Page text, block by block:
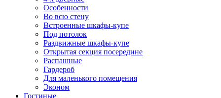
Особенности
Во всю стену
Встроенные шкафы-купе
Под потолок
Раздвижные шкафы-купе
Открытая секция посередине
Распашные
Гардероб
Для маленького помещения
Эконом
Гостиные